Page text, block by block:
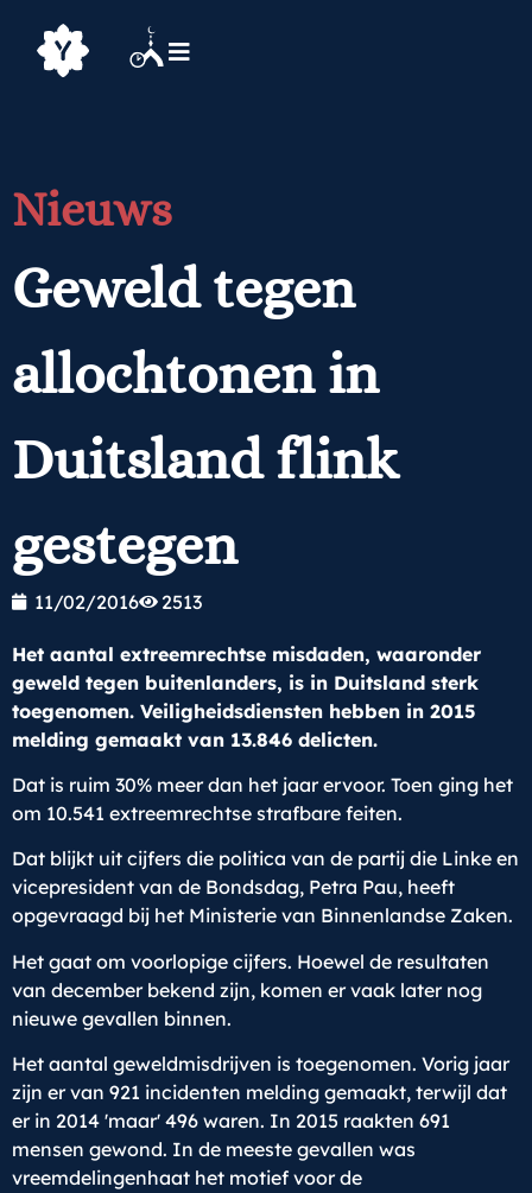
Nieuws
Geweld tegen
allochtonen in
Duitsland flink
gestegen
11/02/2016 2513
Het aantal extreemrechtse misdaden, waaronder
geweld tegen buitenlanders, is in Duitsland sterk
toegenomen. Veiligheidsdiensten hebben in 2015
melding gemaakt van 13.846 delicten.
Dat is ruim 30% meer dan het jaar ervoor. Toen ging het
om 10.541 extreemrechtse strafbare feiten.
Dat blijkt uit cijfers die politica van de partij die Linke en
vicepresident van de Bondsdag, Petra Pau, heeft
opgevraagd bij het Ministerie van Binnenlandse Zaken.
Het gaat om voorlopige cijfers. Hoewel de resultaten
van december bekend zijn, komen er vaak later nog
nieuwe gevallen binnen.
Het aantal geweldmisdrijven is toegenomen. Vorig jaar
zijn er van 921 incidenten melding gemaakt, terwijl dat
er in 2014 'maar' 496 waren. In 2015 raakten 691
mensen gewond. In de meeste gevallen was
vreemdelingenhaat het motief voor de